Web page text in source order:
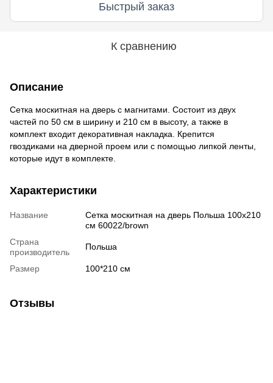
Быстрый заказ
К сравнению
Описание
Сетка москитная на дверь с магнитами. Состоит из двух
частей по 50 см в ширину и 210 см в высоту, а также в
комплект входит декоративная накладка. Крепится
гвоздиками на дверной проем или с помощью липкой ленты,
которые идут в комплекте.
Характеристики
Название
Сетка москитная на дверь Польша 100x210
см 60022/brown
Страна
производитель
Польша
Размер 100*210 см
Отзывы